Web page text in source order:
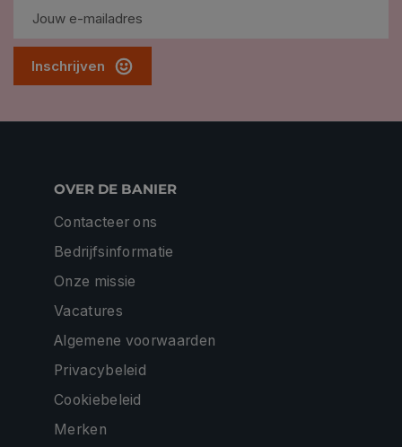
Inschrijven
OVER DE BANIER
Contacteer ons
Bedrijfsinformatie
Onze missie
Vacatures
Algemene voorwaarden
Privacybeleid
Cookiebeleid
Merken